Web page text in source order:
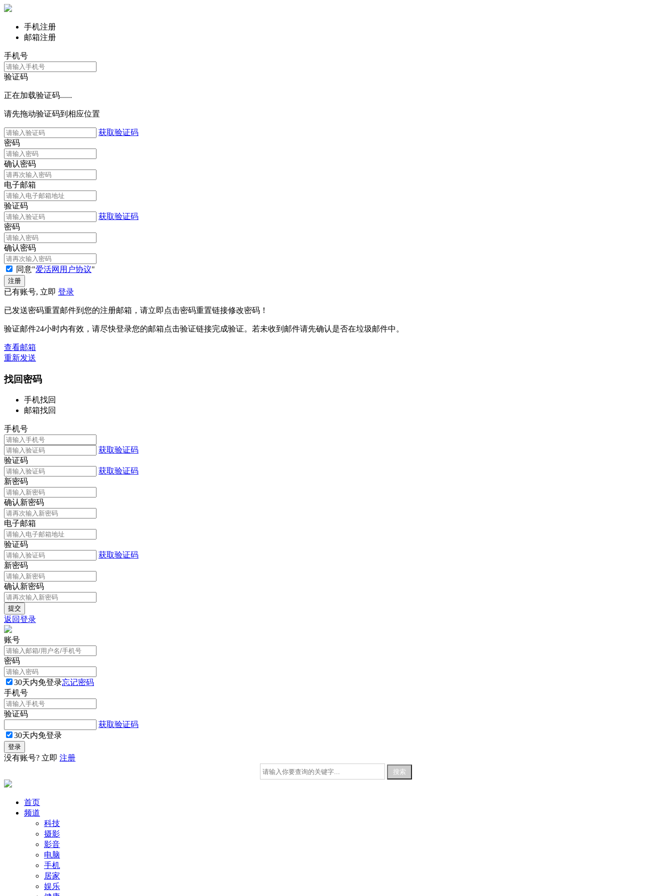
手机注册
邮箱注册
手机号
验证码
正在加载验证码......
请先拖动验证码到相应位置
获取验证码
密码
确认密码
电子邮箱
验证码
获取验证码
密码
确认密码
同意"爱活网用户协议"
已有账号, 立即 登录
已发送密码重置邮件到您的注册邮箱，请立即点击密码重置链接修改密码！
验证邮件24小时内有效，请尽快登录您的邮箱点击验证链接完成验证。若未收到邮件请先确认是否在垃圾邮件中。
查看邮箱
重新发送
找回密码
手机找回
邮箱找回
手机号
获取验证码
验证码
获取验证码
新密码
确认新密码
电子邮箱
验证码
获取验证码
新密码
确认新密码
返回登录
账号
密码
30天内免登录忘记密码
手机号
验证码
获取验证码
30天内免登录
没有账号? 立即 注册
首页
频道
科技
摄影
影音
电脑
手机
居家
娱乐